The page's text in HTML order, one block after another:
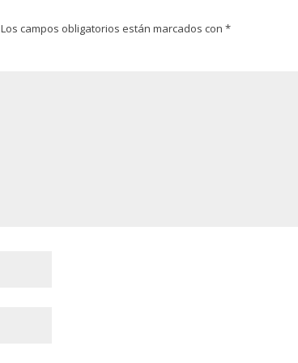
Los campos obligatorios están marcados con *